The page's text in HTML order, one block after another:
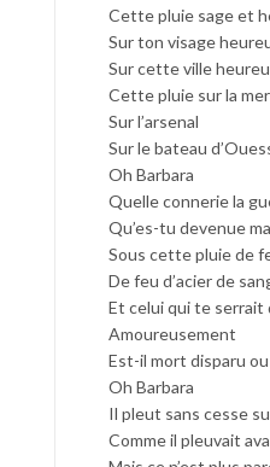
Cette pluie sage et
Sur ton visage
Sur cette ville
Cette pluie sur la mer
Sur l’arsenal
Sur le bateau
Oh Barbara
Quelle connerie la
Qu’es-tu devenue
Sous cette pluie de
De feu d’acier de
Et celui qui te serrait
Amoureusement
Est-il mort disparu
Oh Barbara
Il pleut sans cesse
Comme il pleuvait